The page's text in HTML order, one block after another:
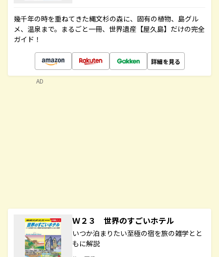
幾千年の時を重ねてきた縄文杉の森に、固有の植物、島グル
メ、温泉まで。まるごと一冊、世界遺産【屋久島】だけの完全
ガイド！
詳細を見る
Ｗ２３ 世界のすごいホテル
いつか泊まりたい至極の宿を旅の雑学とと
もに解説
AD